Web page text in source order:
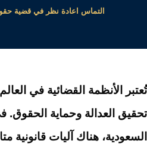
التماس اعادة نظر في قضية
تُعتبر الأنظمة القضائية في
تحقيق العدالة وحماية الحقوق.
السعودية، هناك آليات قانونية